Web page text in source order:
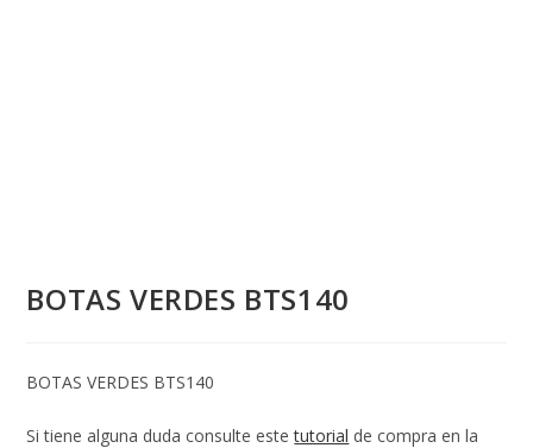
BOTAS VERDES BTS140
BOTAS VERDES BTS140
Si tiene alguna duda consulte estetutorial de compra en la